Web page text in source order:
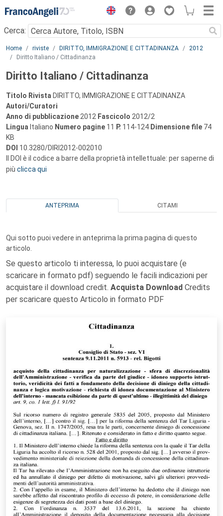
Menu
Cerca:
Main content
Home riviste DIRITTO, IMMIGRAZIONE E CITTADINANZA
2012
Diritto Italiano / Cittadinanza
Diritto Italiano / Cittadinanza
Titolo Rivista DIRITTO, IMMIGRAZIONE E CITTADINANZA
Autori/Curatori
Anno di pubblicazione 2012 Fascicolo 2012/2
Lingua Italiano Numero pagine 11 P. 114-124 Dimensione file 74
KB
DOI 10.3280/DIRI2012-002010
Il DOI è il codice a barre della proprietà intellettuale: per saperne di
più clicca qui
ANTEPRIMA CITAMI
Qui sotto puoi vedere in anteprima la prima pagina di questo
articolo.
Se questo articolo ti interessa, lo puoi acquistare (e
scaricare in formato pdf) seguendo le facili indicazioni per
acquistare il download credit. Acquista Download Credits
per scaricare questo Articolo in formato PDF